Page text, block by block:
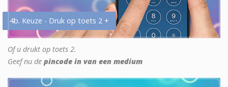
4b. Keuze - Druk op toets 2 +
Of u drukt op toets 2.
Geef nu de pincode in van een medium